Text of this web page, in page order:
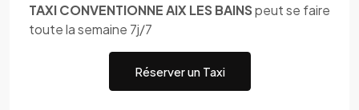
TAXI CONVENTIONNE AIX LES BAINSpeut se faire
toute la semaine 7j/7
Réserver un Taxi